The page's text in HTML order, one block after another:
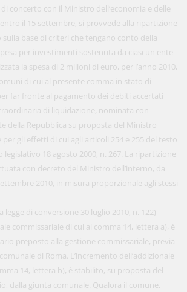
concerto con il Ministro dell’economia e delle
il 15 settembre, si provvede alla ripartizione
base di criteri che tengano conto della
per investimenti sostenuta da ciascun ente
la spesa di 2 milioni di euro, per l’anno 2010,
di cui al presente comma in stato di
far fronte al pagamento dei debiti accertati
di liquidazione, nominata con
della Repubblica su proposta del Ministro
per gli effetti di cui agli articoli 254 e 255 del testo
legislativo 18 agosto 2000, n. 267. La ripartizione
con decreto del Ministro dell’interno, da
2010, in misura proporzionale agli stessi
legge di conversione 30 luglio 2010, n. 122)
commissariale di cui al comma 14, lettera a), è
preposto alla gestione commissariale, previa
di Roma. L’incremento dell’addizionale
14, lettera b), è stabilito, su proposta del
dalla giunta comunale. Qualora il comune,